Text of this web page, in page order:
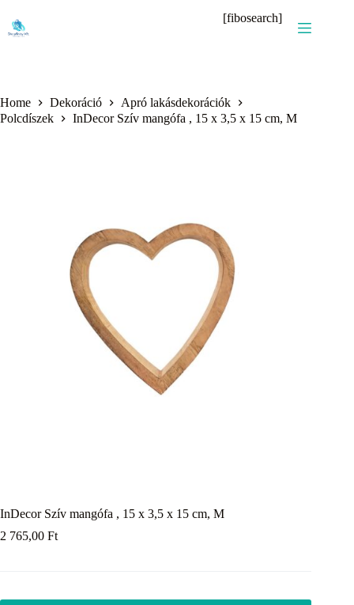
content
[fibosearch]
Home Dekoráció
Apró lakásdekorációk
Polcdíszek
InDecor Szív mangófa , 15 x 3,5 x 15 cm, M
InDecor Szív mangófa , 15 x 3,5 x 15 cm, M
2 765,00 Ft